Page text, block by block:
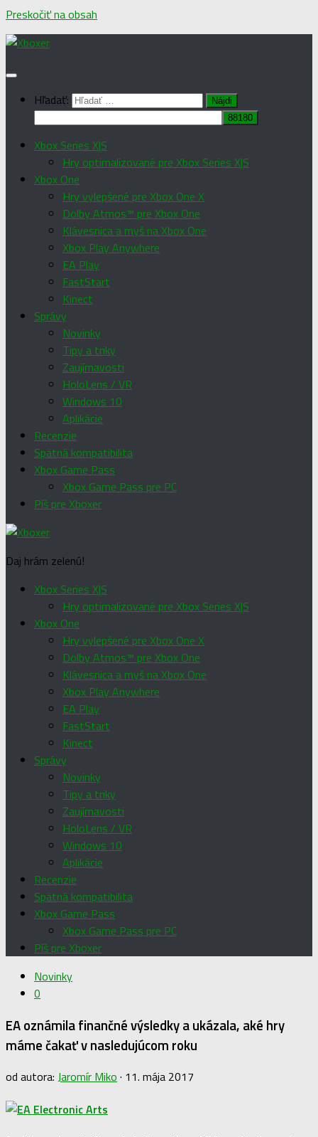
Preskočiť na obsah
Hľadať:
Xbox Series X|S
Hry optimalizované pre Xbox Series X|S
Xbox One
Hry vylepšené pre Xbox One X
Dolby Atmos™ pre Xbox One
Klávesnica a myš na Xbox One
Xbox Play Anywhere
EA Play
FastStart
Kinect
Správy
Novinky
Tipy a triky
Zaujímavosti
HoloLens / VR
Windows 10
Aplikácie
Recenzie
Spätná kompatibilita
Xbox Game Pass
Xbox Game Pass pre PC
Píš pre Xboxer
Daj hrám zelenú!
Xbox Series X|S
Hry optimalizované pre Xbox Series X|S
Xbox One
Hry vylepšené pre Xbox One X
Dolby Atmos™ pre Xbox One
Klávesnica a myš na Xbox One
Xbox Play Anywhere
EA Play
FastStart
Kinect
Správy
Novinky
Tipy a triky
Zaujímavosti
HoloLens / VR
Windows 10
Aplikácie
Recenzie
Spätná kompatibilita
Xbox Game Pass
Xbox Game Pass pre PC
Píš pre Xboxer
Novinky
0
EA oznámila finančné výsledky a ukázala, aké hry
máme čakať v nasledujúcom roku
od autora: Jaromír Miko · 11. mája 2017